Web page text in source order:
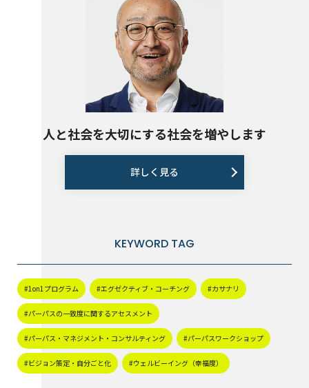
人と社会を大切にする社会を増やします
詳しく見る
KEYWORD TAG
#1on1プログラム #エグゼクティブ・コーチング #カサナリ
#パーパスの一致度に関するアセスメント
#パーパス・マネジメント・コンサルティング #パーパスワークショップ
#ビジョン策定・自分ごと化 #ウェルビーイング（幸福度）